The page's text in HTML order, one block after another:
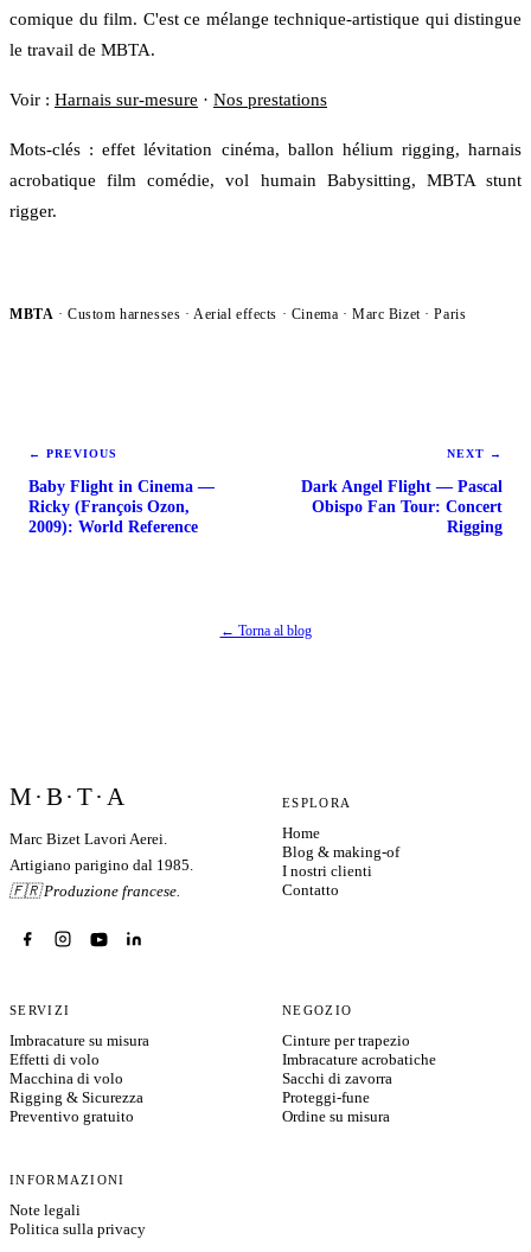
comique du film. C'est ce mélange technique-artistique qui distingue
le travail de MBTA.
Voir : Harnais sur-mesure · Nos prestations
Mots-clés : effet lévitation cinéma, ballon hélium rigging, harnais
acrobatique film comédie, vol humain Babysitting, MBTA stunt
rigger.
MBTA · Custom harnesses · Aerial effects · Cinema · Marc Bizet · Paris
←PREVIOUS
Baby Flight in Cinema —
Ricky (François Ozon,
2009): World Reference
NEXT →
Dark Angel Flight — Pascal
Obispo Fan Tour: Concert
Rigging
← Torna al blog
M·B·T·A
Marc Bizet Lavori Aerei.
Artigiano parigino dal 1985.
🇫🇷 Produzione francese.
ESPLORA
Home
Blog & making-of
I nostri clienti
Contatto
SERVIZI
Imbracature su misura
Effetti di volo
Macchina di volo
Rigging & Sicurezza
Preventivo gratuito
NEGOZIO
Cinture per trapezio
Imbracature acrobatiche
Sacchi di zavorra
Proteggi-fune
Ordine su misura
INFORMAZIONI
Note legali
Politica sulla privacy